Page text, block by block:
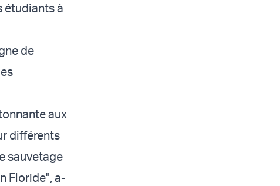
étudiants à
de
aux
différents
sauvetage
Floride", a-